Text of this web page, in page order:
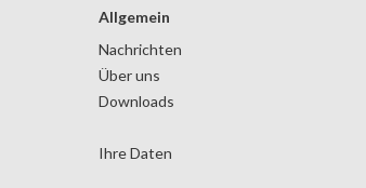
Allgemein
Nachrichten
Über uns
Downloads
Ihre Daten